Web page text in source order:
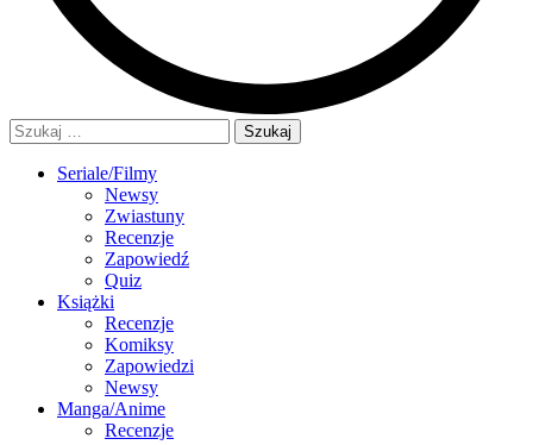
Szukaj:
Seriale/Filmy
Newsy
Zwiastuny
Recenzje
Zapowiedź
Quiz
Książki
Recenzje
Komiksy
Zapowiedzi
Newsy
Manga/Anime
Recenzje